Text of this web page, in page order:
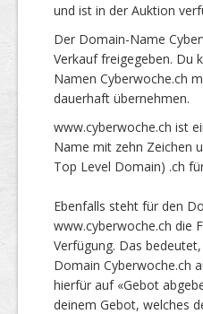
und ist in der Auktion
Der Domain-Name
Verkauf freigegeben. Du
Namen Cyberwoche.ch
dauerhaft übernehmen.
www.cyberwoche.ch ist
Name mit zehn Zeichen
Top Level Domain) .ch
Ebenfalls steht für den
www.cyberwoche.ch die
Verfügung. Das
Domain Cyberwoche.ch
hierfür auf «Gebot
deinem Gebot, welches